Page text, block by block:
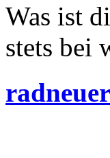
Was ist
stets bei